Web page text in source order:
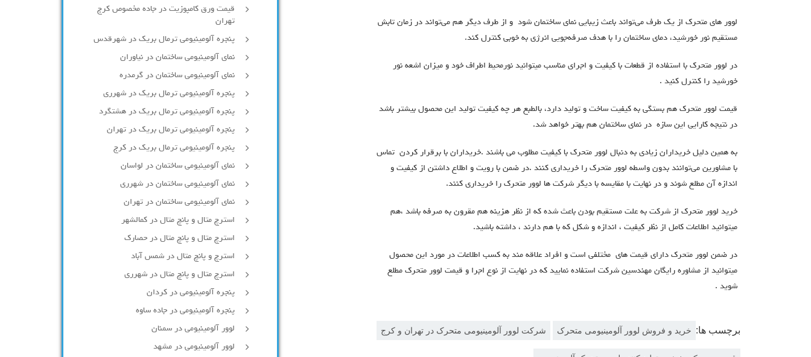
لوور های متحرک از یک طرف می‌تواند باعث زیبایی نمای ساختمان شود و از طرف دیگر هم می‌تواند در زمان تابش
مستقیم نور خورشید، دمای ساختمان را با هدف صرفه‌جویی انرژی به خوبی کنترل کند.
در لوور متحرک با استفاده از قطعات با کیفیت و اجرای مناسب میتوانید نورمحیط اطراف خود و میزان اشعه نور
خورشید را کنترل کنید .
قیمت لوور متحرک هم بستگی به کیفیت ساخت و تولید دارد، بالطبع هر چه کیفیت تولید این محصول بیشتر باشد
در نتیجه کارایی این سازه در نمای ساختمان هم بهتر خواهد شد.
به همین دلیل خریداران زیادی به دنبال لوور متحرک با کیفیت مطلوب می باشند .خریداران با برقرار کردن تماس
با مشاورین می‌توانند بدون واسطه لوور متحرک را خریداری کنند .در ضمن با رویت و اطلاع داشتن از کیفیت و
اندازه آن مطلع شوند و در نهایت با مقایسه با دیگر شرکت ها لوور متحرک را خریداری کنند.
خرید لوور متحرک از شرکت به علت مستقیم بودن باعث شده که از نظر هزینه هم مقرون به صرفه باشد ،هم
میتوانید اطلاعات کامل از نظر کیفیت ، اندازه و شکل که با هم دارند ، داشته باشید.
در ضمن لوور متحرک دارای قیمت های مختلفی است و افراد علاقه مند به کسب اطلاعات در مورد این محصول
میتوانید از مشاوره رایگان مهندسین شرکت استفاده نمایید که در نهایت از نوع اجرا و قیمت لوور متحرک مطلع
شوید .
برچسب ها: خرید و فروش لوور آلومینیومی متحرک شرکت لوور آلومینیومی متحرک در تهران و کرج
قیمت ورق کامپوزیت در جاده مخصوص کرج
تهران
پنجره آلومینیومی ترمال بریک در شهرقدس
نمای آلومینیومی ساختمان در نیاوران
نمای آلومینیومی ساختمان در گرمدره
پنجره آلومینیومی ترمال بریک در شهرری
پنجره آلومینیومی ترمال بریک در هشتگرد
پنجره آلومینیومی ترمال بریک در تهران
پنجره آلومینیومی ترمال بریک در کرج
نمای آلومینیومی ساختمان در لواسان
نمای آلومینیومی ساختمان در شهرری
نمای آلومینیومی ساختمان در تهران
استرچ متال و پانچ متال در کمالشهر
استرچ متال و پانچ متال در حصارك
استرچ و پانچ متال در شمس آباد
استرچ متال و پانچ متال در شهرری
پنجره آلومینیومی در کردان
پنجره آلومینیومی در جاده ساوه
لوور آلومینیومی در سمنان
لوور آلومینیومی در مشهد